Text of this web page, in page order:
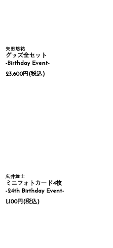
矢田悠祐
グッズ全セット
-Birthday Event-
23,600円(税込)
広井雄士
ミニフォトカード4枚
-24th Birthday Event-
1,100円(税込)